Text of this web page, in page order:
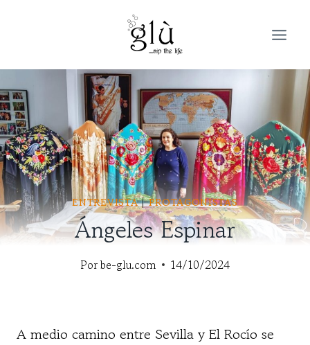
ENTREVISTA|PROTAGONISTAS
Ángeles Espinar
Porbe-glu.com 14/10/2024
A medio camino entre Sevilla y El Rocío se